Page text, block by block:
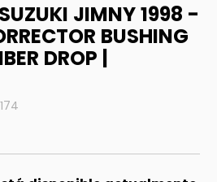
JIMNY 1998 -
BUSHING
DROP |